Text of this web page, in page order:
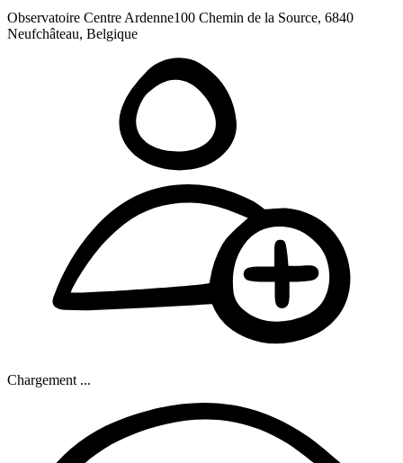
Observatoire Centre Ardenne100 Chemin de la Source, 6840
Neufchâteau, Belgique
Chargement ...